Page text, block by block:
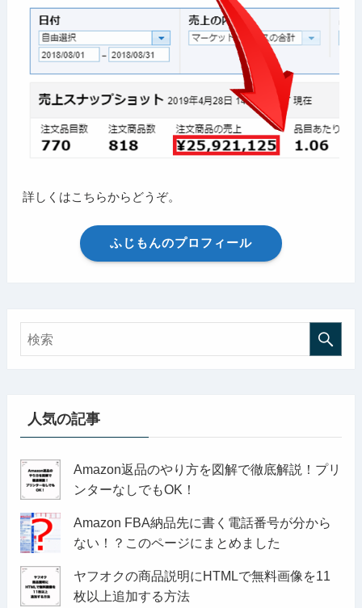
詳しくはこちらからどうぞ。
ふじもんのプロフィール
人気の記事
Amazon返品のやり方を図解で徹底解説！プリ
ンターなしでもOK！
Amazon FBA納品先に書く電話番号が分から
ない！？このページにまとめました
ヤフオクの商品説明にHTMLで無料画像を11
枚以上追加する方法